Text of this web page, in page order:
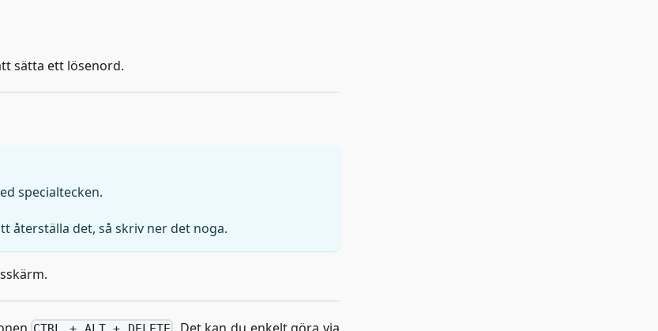
sätta ett lösenord.
specialtecken.
återställa det, så skriv ner det noga.